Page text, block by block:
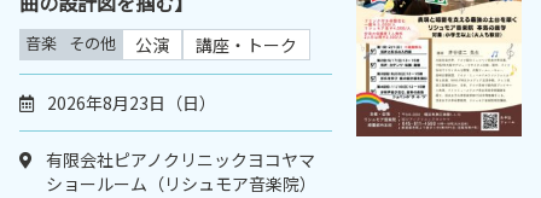
音楽 その他 公演 講座・トーク
2026年8月23日（日）
有限会社ピアノクリニックヨコヤマ
ショールーム（リシュモア音楽院）